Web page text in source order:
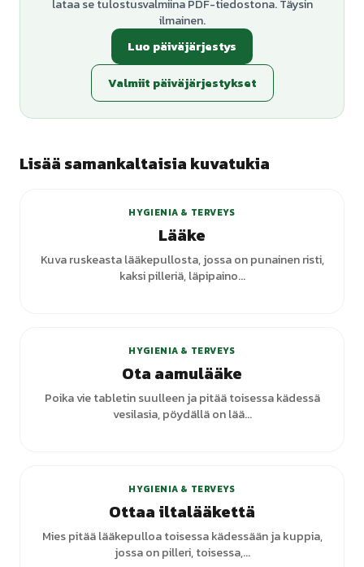
lataa se tulostusvalmiina PDF-tiedostona. Täysin
ilmainen.
Luo päiväjärjestys
Valmiit päiväjärjestykset
Lisää samankaltaisia kuvatukia
+6
HYGIENIA & TERVEYS
Lääke
Kuva ruskeasta lääkepullosta, jossa on punainen risti,
kaksi pilleriä, läpipaino...
HYGIENIA & TERVEYS
Ota aamulääke
Poika vie tabletin suulleen ja pitää toisessa kädessä
vesilasia, pöydällä on lää...
HYGIENIA & TERVEYS
Ottaa iltalääkettä
Mies pitää lääkepulloa toisessa kädessään ja kuppia,
jossa on pilleri, toisessa,...